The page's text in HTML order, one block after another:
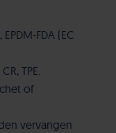
FDA (EC
TPE.
of
vervangen